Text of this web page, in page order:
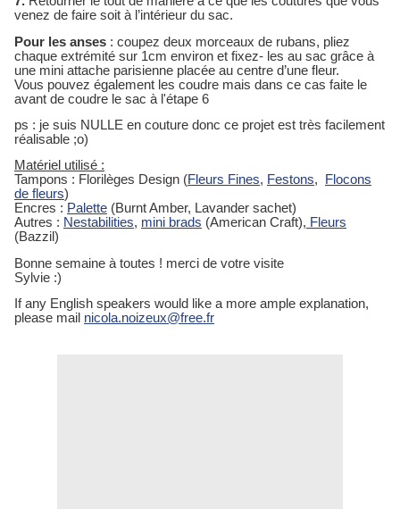
venez de faire soit à l’intérieur du sac.
Pour les anses : coupez deux morceaux de rubans, pliez
chaque extrémité sur 1cm environ et fixez- les au sac grâce à
une mini attache parisienne placée au centre d’une fleur.
Vous pouvez également les coudre mais dans ce cas faite le
avant de coudre le sac à l'étape 6
ps : je suis NULLE en couture donc ce projet est très facilement
réalisable ;o)
Matériel utilisé :
Tampons : Florilèges Design (Fleurs Fines, Festons,
Flocons
de fleurs)
Encres : Palette (Burnt Amber, Lavander sachet)
Autres : Nestabilities, mini brads (American Craft), Fleurs
(Bazzil)
Bonne semaine à toutes ! merci de votre visite
Sylvie :)
If any English speakers would like a more ample explanation,
please mail nicola.noizeux@free.fr